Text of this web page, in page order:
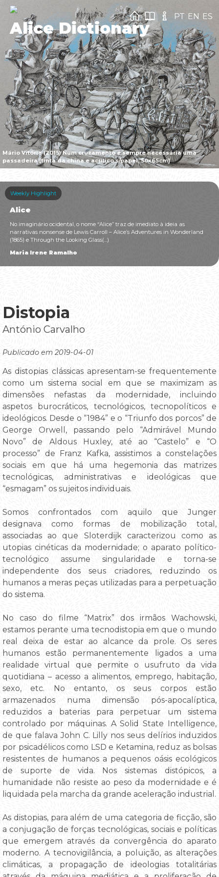
Mário Vitória (2015) Num cruzamento é sempre necessária uma
passadeira [tinta da china e acrílico s/papel, 50x65cm]
Alice Dictionary
PT EN ES
Weekly Highlight
Alice
No imaginário ocidental, o nome “Alice” traz de imediato à ideia as
narrativas nonsense de Lewis Carroll – Alice’s Adventures in Wonderland
(1865) e Through the Looking Glass(...)
Maria Irene Ramalho
Distopia
António Carvalho
Publicado em 2019-04-01
As distopias clássicas apresentam-se frequentemente
como um sistema social em que se maximizam as
dimensões nefastas da modernidade, incluindo
aspetos burocráticos, tecnológicos, tecnopolíticos e
ideológicos. Desde o “1984” e o “Triunfo dos porcos” de
George Orwell, passando pelo “Admirável Mundo
Novo” de Aldous Huxley, até ao “Castelo” e “O
processo” de Franz Kafka, assistimos a constelações
sociais em que há uma hegemonia das matrizes
tecnológicas, administrativas e ideológicas que
“esmagam” os sujeitos individuais.
Somos confrontados com aquilo que Junger
designava como formas de mobilização total,
associadas ao que Sloterdijk caracterizou como as
utopias cinéticas da modernidade; o aparato político-
tecnológico assume singularidade e torna-se
independente dos seus criadores, reduzindo os
humanos a meras peças utilizadas para a perpetuação
do sistema.
No caso do filme “Matrix” dos irmãos Wachowski,
estamos perante uma tecnodistopia em que o mundo
real deixa de estar ao alcance da prole. Os seres
humanos estão permanentemente ligados a uma
realidade virtual que permite o usufruto da vida
quotidiana – acesso a alimentos, emprego, habitação,
sexo, etc. No entanto, os seus corpos estão
armazenados numa dimensão pós-apocalíptica,
reduzidos a baterias para perpetuar um sistema
controlado por máquinas. A Solid State Intelligence,
de que falava John C. Lilly nos seus delírios induzidos
por psicadélicos como LSD e Ketamina, reduz as bolsas
resistentes de humanos a pequenos oásis ecológicos
de suporte de vida. Nos sistemas distópicos, a
humanidade não resiste ao peso da modernidade e é
liquidada pela marcha da grande aceleração industrial.
As distopias, para além de uma categoria de ficção, são
a conjugação de forças tecnológicas, sociais e políticas
que emergem através da convergência do aparato
moderno. A tecnovigilância, a poluição, as alterações
climáticas, a propagação de ideologias totalitárias